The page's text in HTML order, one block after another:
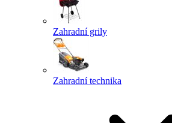
Zahradní grily
Zahradní technika